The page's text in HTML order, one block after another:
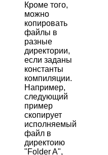
Кроме того,
можно
копировать
файлы в
разные
директории,
если заданы
константы
компиляции.
Например,
следующий
пример
скопирует
исполняемый
файл в
директоию
"Folder A",